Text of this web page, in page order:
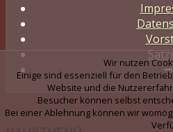
Wir nutzen
Einige sind essenziell für den
Website und die
Besucher können selbst
Bei einer Ablehnung können wir